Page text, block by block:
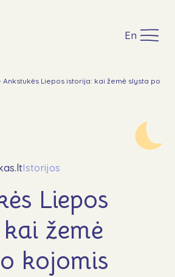
En
akcija Maximoje
ir dokumentai
projektai
Paremti
GPM
Lopšinės
Ankstukės Liepos istorija: kai žemė slysta po
Istorijos
Liepos
žemė
kojomis